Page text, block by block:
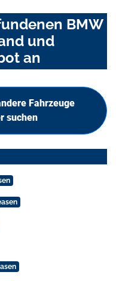
BMW
und
an
Fahrzeuge
suchen